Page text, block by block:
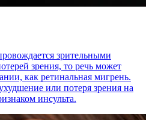
зрительными
зрения, то речь может
как ретинальная мигрень.
или потеря зрения на
инсульта.